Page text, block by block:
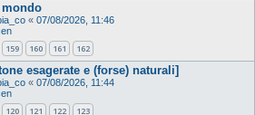
mondo
« 07/08/2026, 11:46
159 160 161 162
esagerate e (forse) naturali]
« 07/08/2026, 11:44
120 121 122 123